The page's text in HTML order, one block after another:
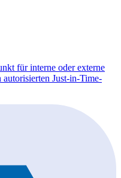
für interne oder externe
Just-in-Time-